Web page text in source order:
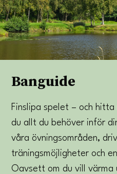
Banguide
Finslipa spelet – och
du allt du behöver inför
våra övningsområden,
träningsmöjligheter och
Oavsett om du vill värma